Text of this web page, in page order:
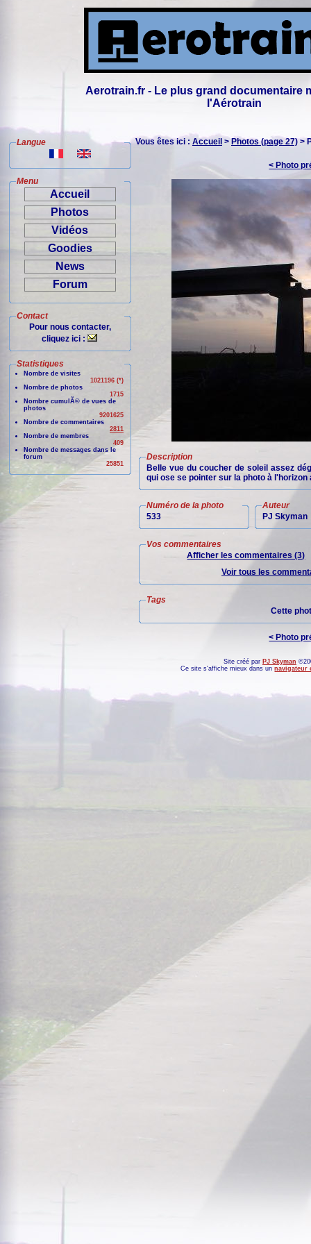
Aerotrain.fr - Le plus grand documentaire
l'Aérotrain
Langue
Menu
Accueil
Photos
Vidéos
Goodies
News
Forum
Contact
Pour nous contacter,
cliquez ici :
Statistiques
Nombre de visites
1021196 (*)
Nombre de photos
1715
Nombre cumulÃ© de vues de
photos
9201625
Nombre de commentaires
2811
Nombre de membres
409
Nombre de messages dans le
forum
25851
Vous êtes ici : Accueil > Photos (page 27) >
< Photo
Description
Belle vue du coucher de soleil assez
qui ose se pointer sur la photo à l'horizon
Numéro de la photo
533
Auteur
PJ Skyman
Vos commentaires
Afficher les commentaires (3)
Voir tous les
Tags
Cette
< Photo
Site créé par PJ Skyman
Ce site s'affiche mieux dans unnavigateur